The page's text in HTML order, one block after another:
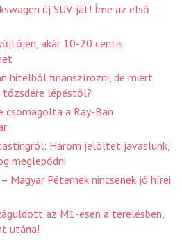
új SUV-ját! Íme az első
akár 10-20 centis
hitelből finanszírozni, de miért
tőzsdére lépéstől?
csomagolta a Ray-Ban
Három jelöltet javaslunk,
meglepődni
Magyar Péternek nincsenek jó hírei
az M1-esen a terelésben,
utána!